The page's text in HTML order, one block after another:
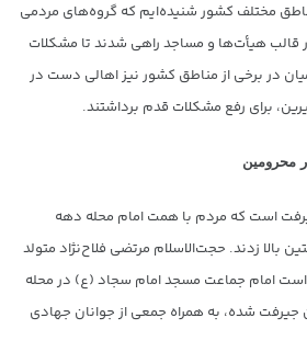
مختلف کشور شنیده‌ایم که گروه‌های مردمی
قالب هیأت‌ها و مساجد راهی شدند تا مشکلات
در برخی از مناطق کشور نیز اهالی دست در
برای رفع مشکلات قدم برداشتند.
محرومین
است که مردم با همت امام محله دهه
بالا زدند. حجت‌الاسلام مرتضی فلاح‌نژاد متولد
است امام جماعت مسجد امام سجاد (ع) در محله
جیرفت شده، به همراه جمعی از جوانان جهادی